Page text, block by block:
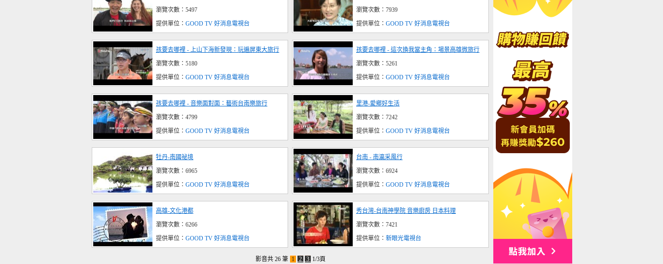
瀏覽次數：5497
提供單位： GOOD TV 好消息電視台
瀏覽次數：7939
提供單位： GOOD TV 好消息電視台
孩要去哪裡 - 上山下海新發現：玩遍屏東大旅行
瀏覽次數：5180
提供單位： GOOD TV 好消息電視台
孩要去哪裡 - 這次換我當主角：場景高雄微旅行
瀏覽次數：5261
提供單位： GOOD TV 好消息電視台
孩要去哪裡 - 音樂面對面：藝術台南樂旅行
瀏覽次數：4799
提供單位： GOOD TV 好消息電視台
里港-愛鄉好生活
瀏覽次數：7242
提供單位： GOOD TV 好消息電視台
牡丹-南國祕境
瀏覽次數：6965
提供單位： GOOD TV 好消息電視台
台南 - 南瀛采風行
瀏覽次數：6924
提供單位： GOOD TV 好消息電視台
高雄-文化港都
瀏覽次數：6266
提供單位： GOOD TV 好消息電視台
秀台灣-台南神學院 音樂廚房 日本料理
瀏覽次數：7421
提供單位： 新眼光電視台
影音共 26 筆 1 2 3 1/3頁